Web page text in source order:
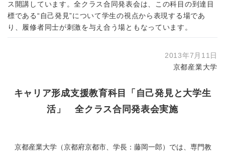
ス開講しています。全クラス合同発表会は、この科目の到達目
標である“自己発見”について学生の視点から表現する場であ
り、履修者同士が刺激を与え合う場ともなっています。
2013年7月11日
京都産業大学
キャリア形成支援教育科目「自己発見と大学生
活」 全クラス合同発表会実施
京都産業大学（京都府京都市、学長：藤岡一郎）では、専門教